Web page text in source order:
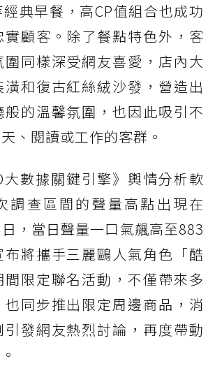
典早餐，高CP值組合也成功
顧客。除了餐點特色外，客
同樣深受網友喜愛，店內大
和復古紅絲絨沙發，營造出
的溫馨氛圍，也因此吸引不
、閱讀或工作的客群。
大數據關鍵引擎》輿情分析軟
調查區間的聲量高點出現在
，當日聲量一口氣飆高至883
將攜手三麗鷗人氣角色「酷
限定聯名活動，不僅帶來多
同步推出限定周邊商品，消
發網友熱烈討論，再度帶動